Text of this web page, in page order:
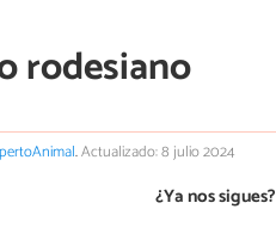
rodesiano
.Actualizado: 8 julio 2024
¿Ya nos sigues?